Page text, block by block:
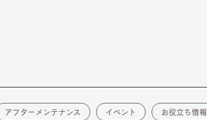
アフターメンテナンス イベント お役立ち情報